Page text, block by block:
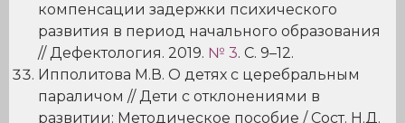
компенсации задержки психического
развития в период начального образования
// Дефектология. 2019. № 3. С. 9–12.
Ипполитова М.В. О детях с церебральным
параличом // Дети с отклонениями в
развитии: Методическое пособие / Сост. Н.Д.